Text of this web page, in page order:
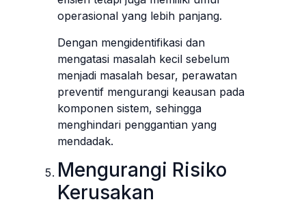
operasional yang lebih panjang.
Dengan mengidentifikasi dan
mengatasi masalah kecil sebelum
menjadi masalah besar, perawatan
preventif mengurangi keausan pada
komponen sistem, sehingga
menghindari penggantian yang
mendadak.
Mengurangi Risiko
Kerusakan